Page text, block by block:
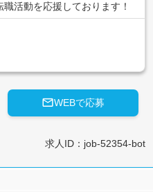
活動を応援しております！
WEBで応募
求人ID：job-52354-bot